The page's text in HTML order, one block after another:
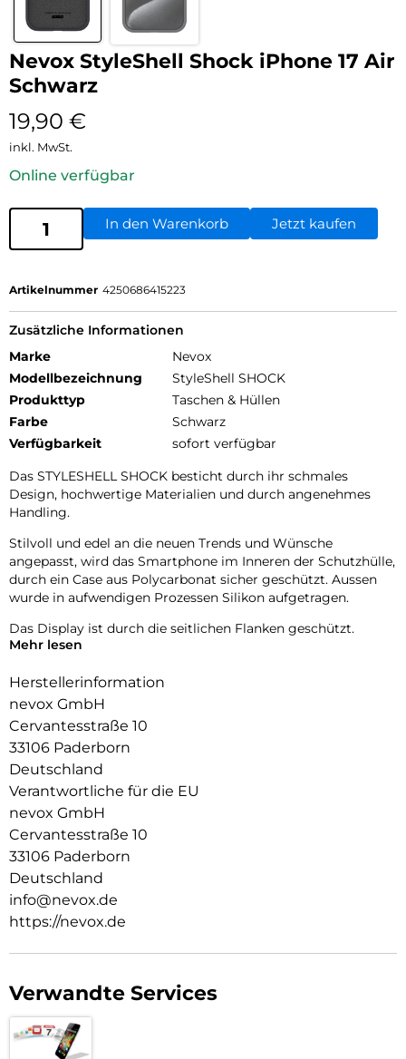
Nevox StyleShell Shock iPhone 17 Air
Schwarz
19,90 €
inkl. MwSt.
Online verfügbar
In den Warenkorb Jetzt kaufen
Artikelnummer 4250686415223
Zusätzliche Informationen
Marke
Nevox
Modellbezeichnung
StyleShell SHOCK
Produkttyp
Taschen & Hüllen
Farbe
Schwarz
Verfügbarkeit
sofort verfügbar
Das STYLESHELL SHOCK besticht durch ihr schmales
Design, hochwertige Materialien und durch angenehmes
Handling.
Stilvoll und edel an die neuen Trends und Wünsche
angepasst, wird das Smartphone im Inneren der Schutzhülle,
durch ein Case aus Polycarbonat sicher geschützt. Aussen
wurde in aufwendigen Prozessen Silikon aufgetragen.
Das Display ist durch die seitlichen Flanken geschützt.
verwendet, dadurch wird ein zerkratzen des Smartphones
verhindert.
Die Anschlüsse, Knöpfe und Kamera bleiben voll zugänglich.
Hochwertiges Schmutzabweisendes Silikon Material.
Mehr lesen
Herstellerinformation
nevox GmbH
Cervantesstraße 10
33106 Paderborn
Deutschland
Verantwortliche für die EU
nevox GmbH
Cervantesstraße 10
33106 Paderborn
Deutschland
info@nevox.de
https://nevox.de
Verwandte Services